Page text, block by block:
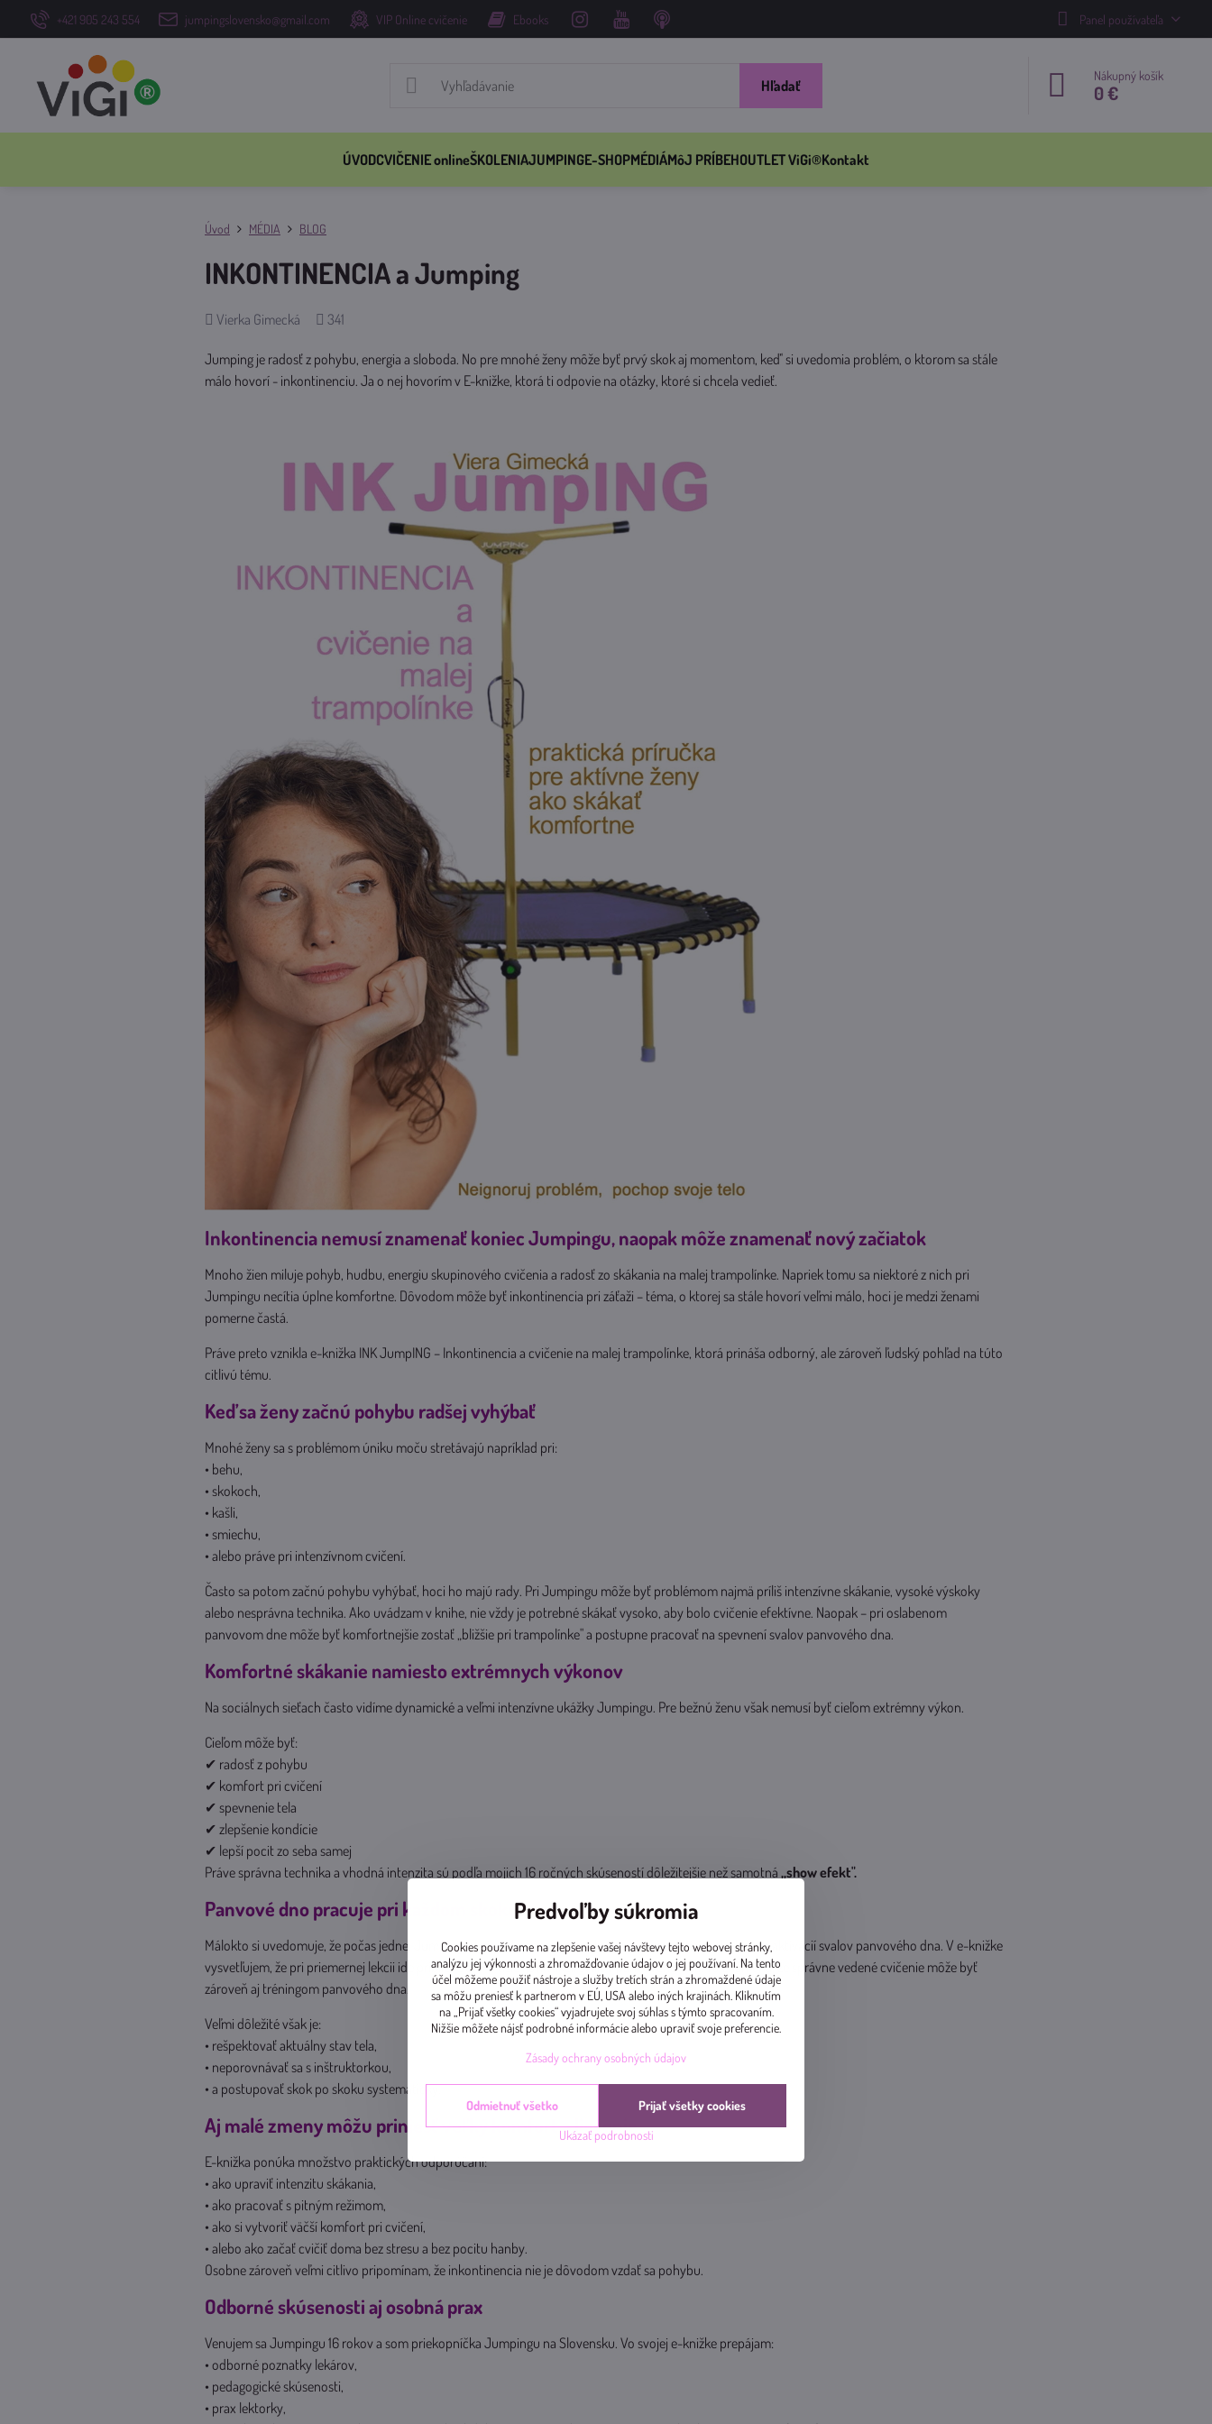
+421 905 243 554 jumpingslovensko@gmail.com VIP Online cvičenie Ebooks Panel používateľa
Hľadať
Nákupný košík
0 €
ÚVODCVIČENIE onlineŠKOLENIAJUMPINGE-SHOPMÉDIÁMôJ PRÍBEHOUTLET ViGi®Kontakt
Úvod MÉDIA BLOG
INKONTINENCIA a Jumping
Pridal
Vierka Gimecká
Počet
341
Jumping je radosť z pohybu, energia a sloboda. No pre mnohé ženy môže byť prvý skok aj momentom, keď' si uvedomia problém, o ktorom sa stále
málo hovorí - inkontinenciu. Ja o nej hovorím v E-knižke, ktorá ti odpovie na otázky, ktoré si chcela vedieť.
Inkontinencia nemusí znamenať koniec Jumpingu, naopak môže znamenať nový začiatok
Mnoho žien miluje pohyb, hudbu, energiu skupinového cvičenia a radosť zo skákania na malej trampolínke. Napriek tomu sa niektoré z nich pri
Jumpingu necítia úplne komfortne. Dôvodom môže byť inkontinencia pri záťaži – téma, o ktorej sa stále hovorí veľmi málo, hoci je medzi ženami
pomerne častá.
Práve preto vznikla e-knižka INK JumpING – Inkontinencia a cvičenie na malej trampolínke, ktorá prináša odborný, ale zároveň ľudský pohľad na túto
citlivú tému.
Keď sa ženy začnú pohybu radšej vyhýbať
Mnohé ženy sa s problémom úniku moču stretávajú napríklad pri:
• behu,
• skokoch,
• kašli,
• smiechu,
• alebo práve pri intenzívnom cvičení.
Často sa potom začnú pohybu vyhýbať, hoci ho majú rady. Pri Jumpingu môže byť problémom najmä príliš intenzívne skákanie, vysoké výskoky
alebo nesprávna technika. Ako uvádzam v knihe, nie vždy je potrebné skákať vysoko, aby bolo cvičenie efektívne. Naopak – pri oslabenom
panvovom dne môže byť komfortnejšie zostať „bližšie pri trampolínke" a postupne pracovať na spevnení svalov panvového dna.
Komfortné skákanie namiesto extrémnych výkonov
Na sociálnych sieťach často vidíme dynamické a veľmi intenzívne ukážky Jumpingu. Pre bežnú ženu však nemusí byť cieľom extrémny výkon.
Cieľom môže byť:
✔ radosť z pohybu
✔ komfort pri cvičení
✔ spevnenie tela
✔ zlepšenie kondície
✔ lepší pocit zo seba samej
Práve správna technika a vhodná intenzita sú podľa mojich 16 ročných skúseností dôležitejšie než samotná „show efekt".
Panvové dno pracuje pri každom skoku
Málokto si uvedomuje, že počas jednej Jumping lekcie vykonáme tisíce skokov a zároveň tisíce drobných aktivácií svalov panvového dna. V e-knižke
vysvetľujem, že pri priemernej lekcii ide približne o 4–5 tisíc kontrakcií svalov panvového dna. To znamená, že správne vedené cvičenie môže byť
zároveň aj tréningom panvového dna.
Veľmi dôležité však je:
• rešpektovať aktuálny stav tela,
• neporovnávať sa s inštruktorkou,
• a postupovať skok po skoku systematicky.
Aj malé zmeny môžu priniesť veľký komfort a liečenie
E-knižka ponúka množstvo praktických odporúčaní:
• ako upraviť intenzitu skákania,
• ako pracovať s pitným režimom,
• ako si vytvoriť väčší komfort pri cvičení,
• alebo ako začať cvičiť doma bez stresu a bez pocitu hanby.
Osobne zároveň veľmi citlivo pripomínam, že inkontinencia nie je dôvodom vzdať sa pohybu.
Odborné skúsenosti aj osobná prax
Venujem sa Jumpingu 16 rokov a som priekopníčka Jumpingu na Slovensku. Vo svojej e-knižke prepájam:
• odborné poznatky lekárov,
• pedagogické skúsenosti,
• prax lektorky,
Predvoľby súkromia
Cookies používame na zlepšenie vašej návštevy tejto webovej stránky,
analýzu jej výkonnosti a zhromažďovanie údajov o jej používaní. Na tento
účel môžeme použiť nástroje a služby tretích strán a zhromaždené údaje
sa môžu preniesť k partnerom v EÚ, USA alebo iných krajinách. Kliknutím
na „Prijať všetky cookies“ vyjadrujete svoj súhlas s týmto spracovaním.
Nižšie môžete nájsť podrobné informácie alebo upraviť svoje preferencie.
Zásady ochrany osobných údajov
Ukázať podrobnosti
Prijať všetky cookies
Odmietnuť všetko